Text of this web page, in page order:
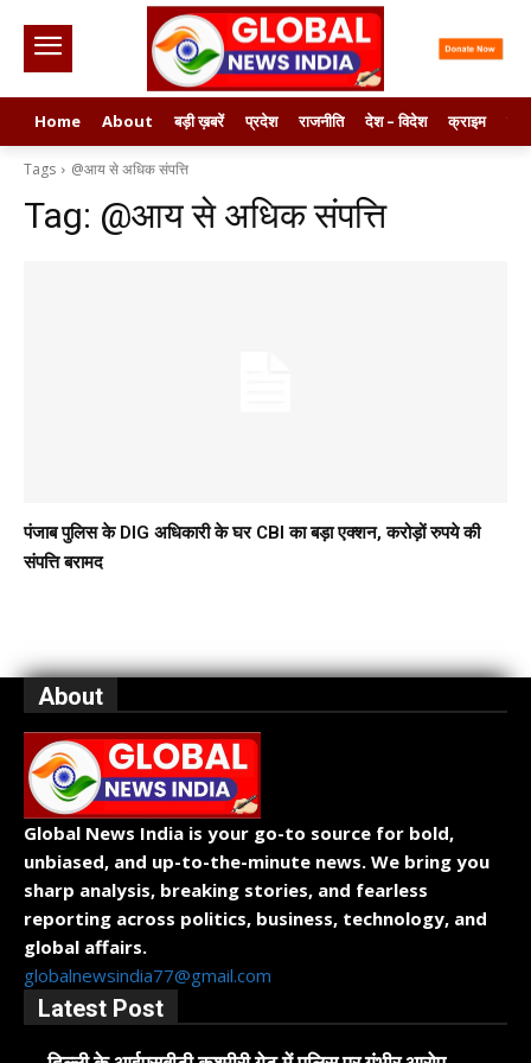
Home About बड़ी ख़बरें प्रदेश राजनीति देश – विदेश क्राइम
Tags @आय से अधिक संपत्ति
Tag: @आय से अधिक संपत्ति
पंजाब पुलिस के DIG अधिकारी के घर CBI का बड़ा एक्शन, करोड़ों रुपये की
संपत्ति बरामद
About
Global News India is your go-to source for bold,
unbiased, and up-to-the-minute news. We bring you
sharp analysis, breaking stories, and fearless
reporting across politics, business, technology, and
global affairs.
globalnewsindia77@gmail.com
Latest Post